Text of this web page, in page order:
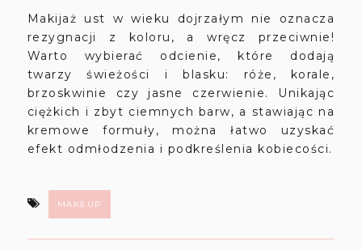
Makijaż ust w wieku dojrzałym nie oznacza
rezygnacji z koloru, a wręcz przeciwnie!
Warto wybierać odcienie, które dodają
twarzy świeżości i blasku: róże, korale,
brzoskwinie czy jasne czerwienie. Unikając
ciężkich i zbyt ciemnych barw, a stawiając na
kremowe formuły, można łatwo uzyskać
efekt odmłodzenia i podkreślenia kobiecości.
MAKEUP